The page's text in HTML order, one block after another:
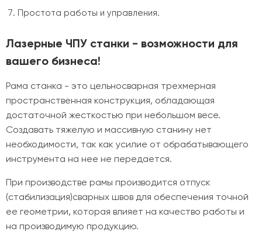
Простота работы и управления.
Лазерные ЧПУ станки - возможности для
вашего бизнеса!
Рама станка - это цельносварная трехмерная
пространственная конструкция, обладающая
достаточной жесткостью при небольшом весе.
Создавать тяжелую и массивную станину нет
необходимости, так как усилие от обрабатывающего
инструмента на нее не передается.
При производстве рамы производится отпуск
(стабилизация)сварных швов для обеспечения точной
ее геометрии, которая влияет на качество работы и
на производимую продукцию.